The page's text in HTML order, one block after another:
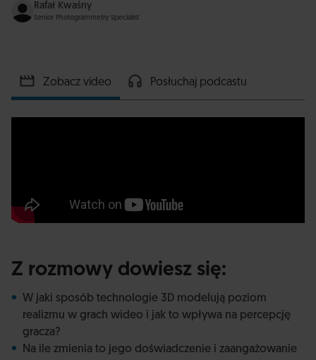
Rafał Kwaśny
Senior Photogrammetry Specialist
Zobacz video Posłuchaj podcastu
Z rozmowy dowiesz się:
W jaki sposób technologie 3D modelują poziom
realizmu w grach wideo i jak to wpływa na percepcję
gracza?
Na ile zmienia to jego doświadczenie i zaangażowanie